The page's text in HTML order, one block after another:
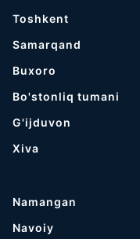
Toshkent
Samarqand
Buxoro
Bo'stonliq tumani
G'ijduvon
Хiva
Namangan
Navoiy